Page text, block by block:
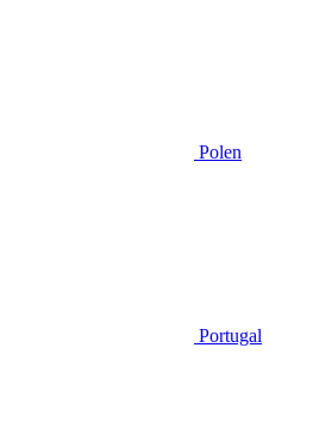
Polen
Portugal